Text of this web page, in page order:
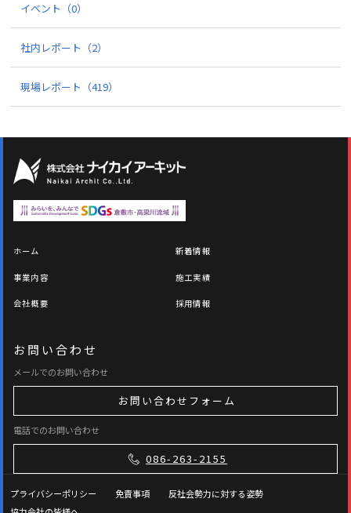
イベント （0）
社内レポート （2）
現場レポート （419）
ホーム 新着情報
事業内容 施工実績
会社概要 採用情報
お問い合わせ
メールでのお問い合わせ
お問い合わせフォーム
電話でのお問い合わせ
086-263-2155
プライバシーポリシー 免責事項
反社会勢力に対する姿勢